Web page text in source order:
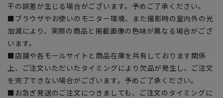
干の誤差が生じる場合がございます。予めご了承ください。
■ブラウザやお使いのモニター環境、また撮影時の室内外の光
加減により、実際の商品と掲載画像の色味が異なる場合がござ
います。
■店舗や各モールサイトと商品在庫を共有しております関係
上、ご注文いただいたタイミングにより欠品が発生し、ご注文
を完了できない場合がございます。予めご了承ください。
■お急ぎ発送のご注文につきましても、ご注文のタイミングに